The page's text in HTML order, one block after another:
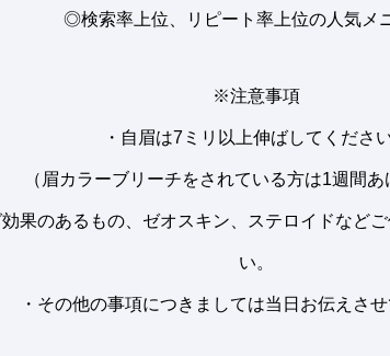
◎検索率上位、リピート率上位の人気メ
※注意事項
・自眉は7ミリ以上伸ばしてください
（眉カラーブリーチをされている方は1週間
効果のあるもの、ゼオスキン、ステロイドなど
い。
・その他の事項につきましては当日お伝えさせ